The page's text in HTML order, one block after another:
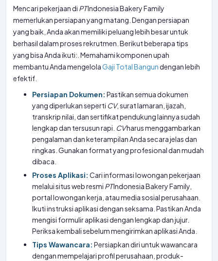
Mencari pekerjaan di PTIndonesia Bakery Family
memerlukan persiapan yang matang. Dengan persiapan
yang baik, Anda akan memiliki peluang lebih besar untuk
berhasil dalam proses rekrutmen. Berikut beberapa tips
yang bisa Anda ikuti:. Memahami komponen upah
membantu Anda mengelolaGaji Total Bangundengan lebih
efektif.
Persiapan Dokumen: Pastikan semua dokumen
yang diperlukan seperti CV, surat lamaran, ijazah,
transkrip nilai, dan sertifikat pendukung lainnya sudah
lengkap dan tersusun rapi. CVharus menggambarkan
pengalaman dan keterampilan Anda secara jelas dan
ringkas. Gunakan format yang profesional dan mudah
dibaca.
Proses Aplikasi: Cari informasi lowongan pekerjaan
melalui situs web resmi PTIndonesia Bakery Family,
portal lowongan kerja, atau media sosial perusahaan.
Ikuti instruksi aplikasi dengan seksama. Pastikan Anda
mengisi formulir aplikasi dengan lengkap dan jujur.
Periksa kembali sebelum mengirimkan aplikasi Anda.
Tips Wawancara: Persiapkan diri untuk wawancara
dengan mempelajari profil perusahaan, produk-